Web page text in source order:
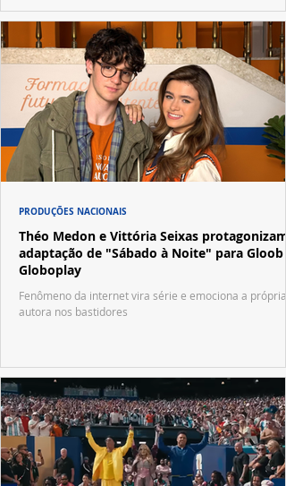
Théo Medon e Vittória Seixas protagonizam
adaptação de "Sábado à Noite" para Gloob e
Globoplay
Fenômeno da internet vira série e emociona a própria
autora nos bastidores
PRODUÇÕES NACIONAIS